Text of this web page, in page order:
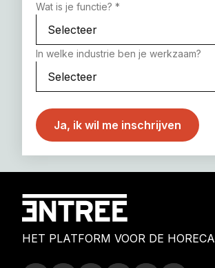
Wat is je functie? *
In welke industrie ben je werkzaam?
HET PLATFORM VOOR DE HORECA